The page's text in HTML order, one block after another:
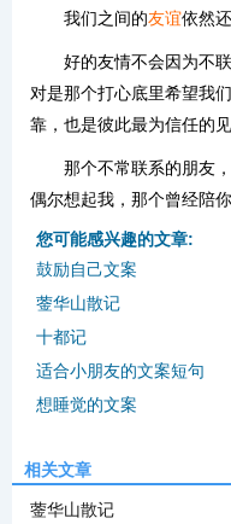
我们之间的友谊依然
好的友情不会因为不
对是那个打心底里希望我
靠，也是彼此最为信任的见
那个不常联系的朋友
偶尔想起我，那个曾经陪
您可能感兴趣的文章:
鼓励自己文案
蓥华山散记
十都记
适合小朋友的文案短句
想睡觉的文案
相关文章
蓥华山散记